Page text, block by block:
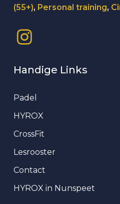
(55+), Personal training,
Handige Links
Padel
HYROX
CrossFit
Lesrooster
Contact
HYROX in Nunspeet